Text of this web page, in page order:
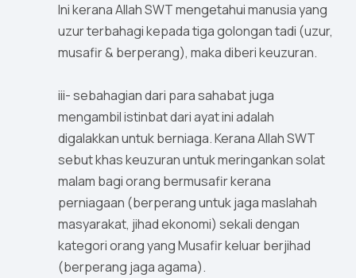
Ini kerana Allah SWT mengetahui manusia yang
uzur terbahagi kepada tiga golongan tadi (uzur,
musafir & berperang), maka diberi keuzuran.
iii- sebahagian dari para sahabat juga
mengambil istinbat dari ayat ini adalah
digalakkan untuk berniaga. Kerana Allah SWT
sebut khas keuzuran untuk meringankan solat
malam bagi orang bermusafir kerana
perniagaan (berperang untuk jaga maslahah
masyarakat, jihad ekonomi) sekali dengan
kategori orang yang Musafir keluar berjihad
(berperang jaga agama).